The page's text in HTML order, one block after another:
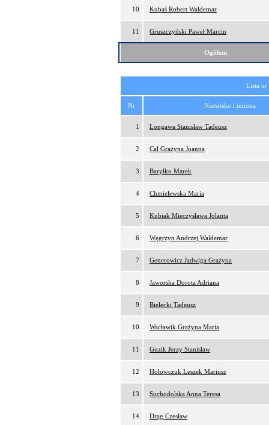
10 Kubaś Robert Waldemar
11 Gruszczyński Paweł Marcin
Ogółem
Lista
Nr Nazwisko i imiona
1 Longawa Stanisław Tadeusz
2 Cal Grażyna Joanna
3 Baryłko Marek
4 Chmielewska Maria
5 Kubiak Mieczysława Jolanta
6 Węgrzyn Andrzej Waldemar
7 Generowicz Jadwiga Grażyna
8 Jaworska Dorota Adriana
9 Bielecki Tadeusz
10 Wacławik Grażyna Maria
11 Guzik Jerzy Stanisław
12 Hołowczuk Leszek Mariusz
13 Suchodolska Anna Teresa
14 Drąg Czesław